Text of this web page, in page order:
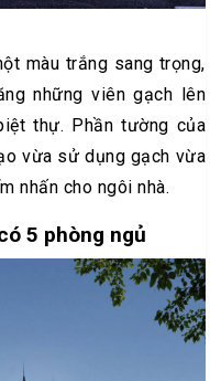
màu trắng sang trọng,
những viên gạch lên
thự. Phần tường của
vừa sử dụng gạch vừa
nhấn cho ngôi nhà.
5 phòng ngủ